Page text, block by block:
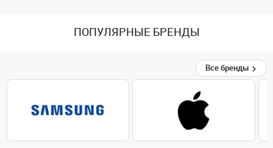
ПОПУЛЯРНЫЕ БРЕНДЫ
Все бренды